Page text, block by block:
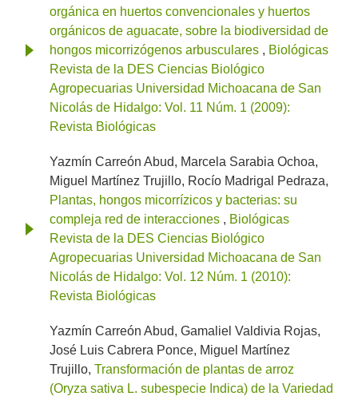
orgánica en huertos convencionales y huertos
orgánicos de aguacate, sobre la biodiversidad de
hongos micorrizógenos arbusculares , Biológicas
Revista de la DES Ciencias Biológico
Agropecuarias Universidad Michoacana de San
Nicolás de Hidalgo: Vol. 11 Núm. 1 (2009):
Revista Biológicas
Yazmín Carreón Abud, Marcela Sarabia Ochoa,
Miguel Martínez Trujillo, Rocío Madrigal Pedraza,
Plantas, hongos micorrízicos y bacterias: su
compleja red de interacciones , Biológicas
Revista de la DES Ciencias Biológico
Agropecuarias Universidad Michoacana de San
Nicolás de Hidalgo: Vol. 12 Núm. 1 (2010):
Revista Biológicas
Yazmín Carreón Abud, Gamaliel Valdivia Rojas,
José Luis Cabrera Ponce, Miguel Martínez
Trujillo, Transformación de plantas de arroz
(Oryza sativa L. subespecie Indica) de la Variedad